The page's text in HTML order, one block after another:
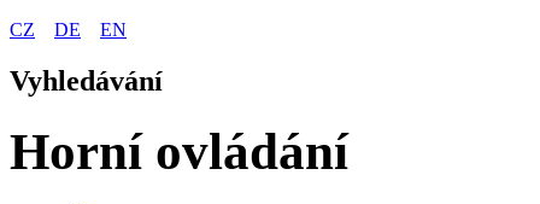
CZ
DE EN
Vyhledávání
Horní ovládání